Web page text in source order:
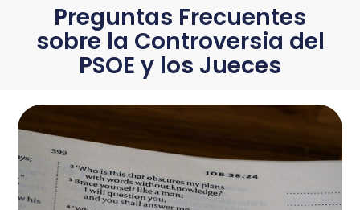
Preguntas Frecuentes
sobre la Controversia del
PSOE y los Jueces